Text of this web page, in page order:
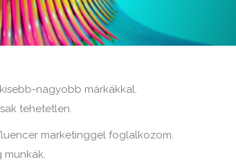
nagyobb márkákkal.
tehetetlen.
marketinggel foglalkozom.
munkák.